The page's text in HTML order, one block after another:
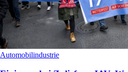
Automobilindustrie